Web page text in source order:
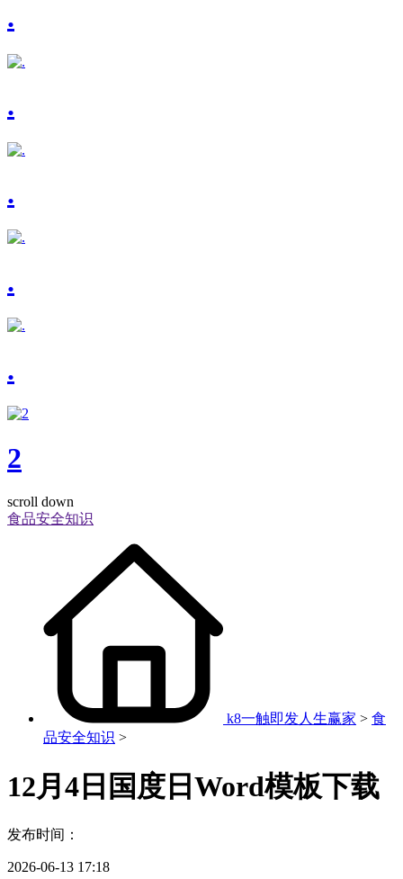
.
.
.
.
.
2
scroll down
食品安全知识
k8一触即发人生赢家 > 食
品安全知识 >
12月4日国度日Word模板下载
发布时间：
2026-06-13 17:18